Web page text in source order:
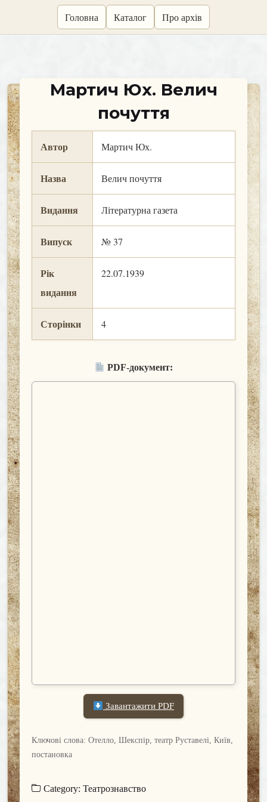
Головна Каталог Про архів
Мартич Юх. Велич
почуття
Автор Мартич Юх.
Назва Велич почуття
Видання Літературна газета
Випуск № 37
Рік
видання
22.07.1939
Сторінки 4
PDF-документ:
Завантажити PDF
Ключові слова: Отелло, Шекспір, театр Руставелі, Київ,
постановка
Category: Театрознавство